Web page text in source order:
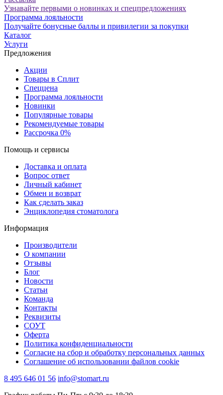
Узнавайте первыми о новинках и спецпредложениях
Программа лояльности
Получайте бонусные баллы и привилегии за покупки
Каталог
Услуги
Предложения
Акции
Товары в Сплит
Спеццена
Программа лояльности
Новинки
Популярные товары
Рекомендуемые товары
Рассрочка 0%
Помощь и сервисы
Доставка и оплата
Вопрос ответ
Личный кабинет
Обмен и возврат
Как сделать заказ
Энциклопедия стоматолога
Информация
Производители
О компании
Отзывы
Блог
Новости
Статьи
Команда
Контакты
Реквизиты
СОУТ
Оферта
Политика конфиденциальности
Согласие на сбор и обработку персональных данных
Соглашение об использовании файлов cookie
8 495 646 01 56 info@stomart.ru